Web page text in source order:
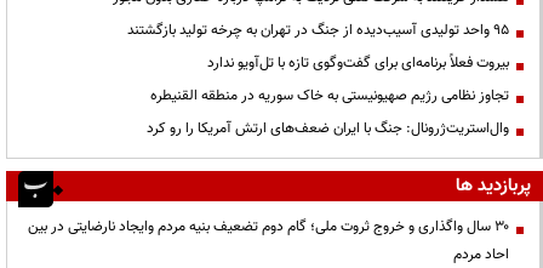
95 واحد تولیدی آسیب‌دیده از جنگ در تهران به چرخه تولید بازگشتند
بیروت فعلاً برنامه‌ای برای گفت‌وگوی تازه با تل‌آویو ندارد
تجاوز نظامی رژیم صهیونیستی به خاک سوریه در منطقه القنیطره
وال‌استریت‌ژرونال: جنگ با ایران ضعف‌های ارتش آمریکا را رو کرد
پربازدید ها
۳۰ سال واگذاری و خروج ثروت ملی؛ گام دوم تضعیف بنیه مردم وایجاد نارضایتی در بین
احاد مردم